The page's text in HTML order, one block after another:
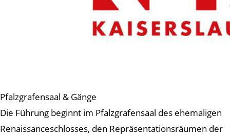
Pfalzgrafensaal & Gänge
Die Führung beginnt im Pfalzgrafensaal des ehemaligen
Renaissanceschlosses, den Repräsentationsräumen der